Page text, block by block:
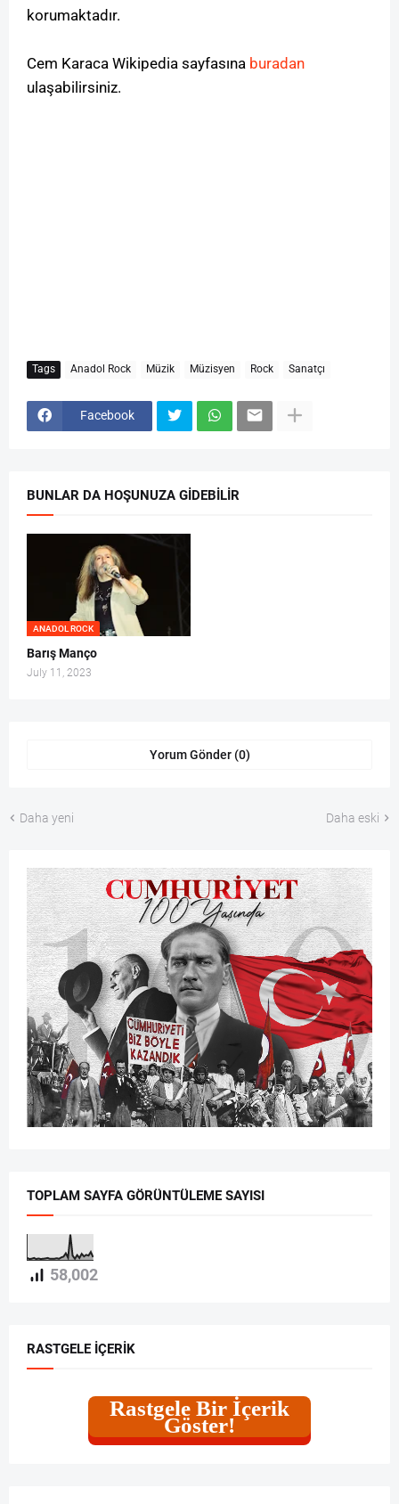
korumaktadır.
Cem Karaca Wikipedia sayfasına buradan
ulaşabilirsiniz.
Tags Anadol Rock Müzik Müzisyen Rock Sanatçı
Facebook
BUNLAR DA HOŞUNUZA GIDEBILIR
ANADOL ROCK
Barış Manço
July 11, 2023
Yorum Gönder (0)
Daha yeni Daha eski
TOPLAM SAYFA GÖRÜNTÜLEME SAYISI
58,002
RASTGELE İÇERIK
Rastgele Bir İçerik
Göster!